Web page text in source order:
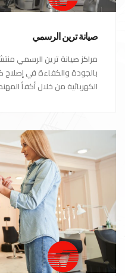
صيانة ترين الرسمي
مراكز صيانة ترين الرسمي
بالجودة والكفاءة في إصلاح
الكهربائية من خلال أكفأ